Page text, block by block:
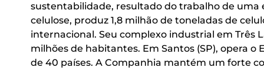
sustentabilidade, resultado do trabalho de uma
celulose, produz 1,8 milhão de toneladas de
internacional. Seu complexo industrial em Três
milhões de habitantes. Em Santos (SP), opera
de 40 países. A Companhia mantém um forte